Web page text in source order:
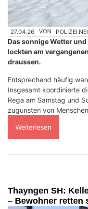
27.04.26 VON
Das sonnige Wetter
lockten am
draussen.
Entsprechend häufig
Insgesamt koordinierte
Rega am Samstag und
zugunsten von
Weiterlesen
Thayngen SH:
– Bewohner retten